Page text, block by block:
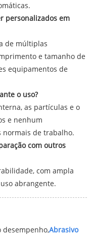
personalizados em
de múltiplas
e tamanho de
equipamentos de
o uso?
as partículas e o
e nenhum
normais de trabalho.
com outros
com ampla
abrangente.
Abrasivo